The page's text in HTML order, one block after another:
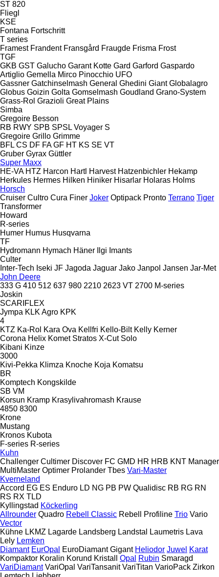
ST 820
Fliegl
KSE
Fontana Fortschritt
T series
Framest Frandent Fransgård Fraugde Frisma Frost
TGF
GKB GST Galucho Garant Kotte Gard Garford Gaspardo
Artiglio Gemella Mirco Pinocchio UFO
Gassner Gatchinselmash General Ghedini Giant Globalagro
Globus Goizin Golta Gomselmash Goudland Grano-System
Grass-Rol Grazioli Great Plains
Simba
Gregoire Besson
RB RWY SPB SPSL Voyager S
Gregoire Grillo Grimme
BFL CS DF FA GF HT KS SE VT
Gruber Gyrax Güttler
Super Maxx
HE-VA HTZ Harcon Hartl Harvest Hatzenbichler Hekamp
Herkules Hermes Hilken Hiniker Hisarlar Holaras Holms
Horsch
Cruiser Cultro Cura Finer Joker Optipack Pronto Terrano Tiger
Transformer
Howard
R-series
Humer Humus Husqvarna
TF
Hydromann Hymach Häner Ilgi Imants
Culter
Inter-Tech Iseki JF Jagoda Jaguar Jako Janpol Jansen Jar-Met
John Deere
333 G 410 512 637 980 2210 2623 VT 2700 M-series
Joskin
SCARIFLEX
Jympa KLK Agro KPK
4
KTZ Ka-Rol Kara Ova Kellfri Kello-Bilt Kelly Kerner
Corona Helix Komet Stratos X-Cut Solo
Kibani Kinze
3000
Kivi-Pekka Klimza Knoche Koja Komatsu
BR
Komptech Kongskilde
SB VM
Korsun Kramp Krasylivahromash Krause
4850 8300
Krone
Mustang
Kronos Kubota
F-series R-series
Kuhn
Challenger Cultimer Discover FC GMD HR HRB KNT Manager
MultiMaster Optimer Prolander Tbes Vari-Master
Kverneland
Accord EG ES Enduro LD NG PB PW Qualidisc RB RG RN
RS RX TLD
Kyllingstad Köckerling
Allrounder Quadro Rebell Classic Rebell Profiline Trio Vario
Vector
Kühne LKMZ Lagarde Landsberg Landstal Laumetris Lava
Lely Lemken
Diamant EurOpal EuroDiamant Gigant Heliodor Juwel Karat
Kompaktor Koralin Korund Kristall Opal Rubin Smaragd
VariDiamant VariOpal VariTansanit VariTitan VarioPack Zirkon